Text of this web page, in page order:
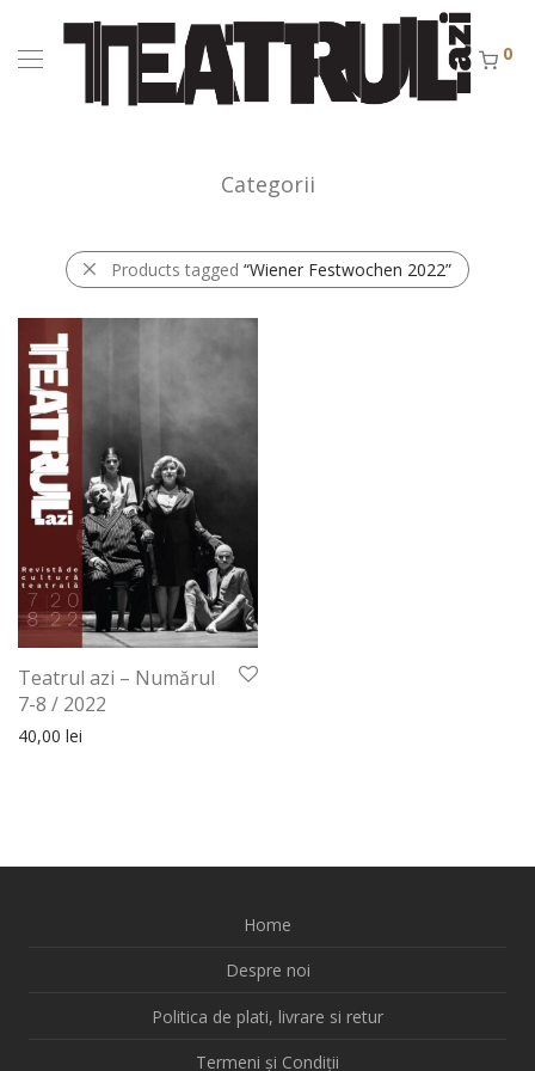
0
Categorii
Products tagged “Wiener Festwochen 2022”
Teatrul azi – Numărul
7-8 / 2022
40,00 lei
Home
Despre noi
Politica de plati, livrare si retur
Termeni și Condiții